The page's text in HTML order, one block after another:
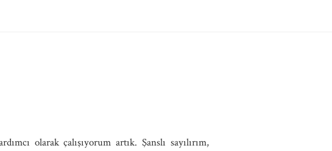
olarak çalışıyorum artık. Şanslı sayılırım,